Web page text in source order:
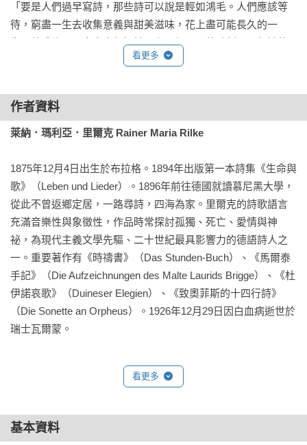
「要是人們過早寫詩，那些詩可以說是輕如鴻毛。人們應該等
待，窮盡一生去收集意義與甜美滋味，花上盡可能長久的一
生，他或許可以寫出十行好詩。在一個罕見的時刻，一行詩的
第一個字會在他們的內心裡迸發出來、傾巢而出。」
看更多
作者資料
萊納．瑪利亞．里爾克 Rainer Maria Rilke
1875年12月4日出生於布拉格。1894年出版第一本詩集《生命與
歌》（Leben und Lieder）。1896年前往德國就讀慕尼黑大學，
從此不曾返鄉定居，一路尋詩，四海為家。里爾克的詩歌語言
充滿音樂性與象徵性，作品時常探討孤獨、死亡、愛情與神
祕，為現代主義文學先驅、二十世紀最具影響力的德語詩人之
一。重要著作有《時禱書》（Das Stunden-Buch）、《馬爾泰
手記》（Die Aufzeichnungen des Malte Laurids Brigge）、《杜
伊諾哀歌》（Duineser Elegien）、《致奧菲斯的十四行詩》
（Die Sonette an Orpheus）。1926年12月29日因白血病逝世於
瑞士瓦爾蒙。
看更多
基本資料